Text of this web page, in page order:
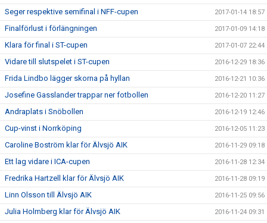
Seger respektive semifinal i NFF-cupen 2017-01-14 18:57
Finalförlust i förlängningen 2017-01-09 14:18
Klara för final i ST-cupen 2017-01-07 22:44
Vidare till slutspelet i ST-cupen 2016-12-29 18:36
Frida Lindbo lägger skorna på hyllan 2016-12-21 10:36
Josefine Gasslander trappar ner fotbollen 2016-12-20 11:27
Andraplats i Snöbollen 2016-12-19 12:46
Cup-vinst i Norrköping 2016-12-05 11:23
Caroline Boström klar för Älvsjö AIK 2016-11-29 09:18
Ett lag vidare i ICA-cupen 2016-11-28 12:34
Fredrika Hartzell klar för Älvsjö AIK 2016-11-28 09:19
Linn Olsson till Älvsjö AIK 2016-11-25 09:56
Julia Holmberg klar för Älvsjö AIK 2016-11-24 09:31